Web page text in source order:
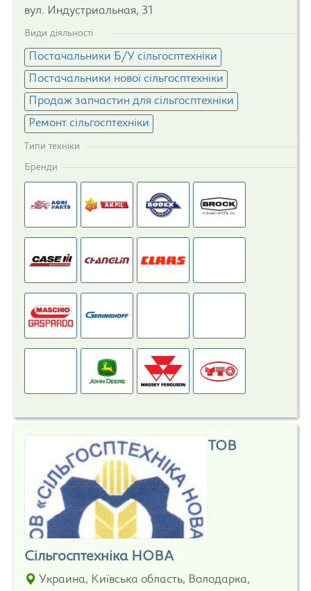
вул. Индустриальная, 31
Види діяльності
Постачальники Б/У сільгосптехніки
Постачальники нової сільгосптехніки
Продаж запчастин для сільгосптехніки
Ремонт сільгосптехніки
Типи техніки
Бренди
ТОВ
Сільгосптехніка НОВА
Украина, Київська область, Володарка,